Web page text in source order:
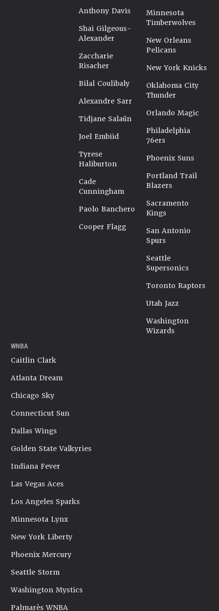
Anthony Davis
Shai Gilgeous-
Alexander
Zaccharie
Risacher
Bilal Coulibaly
Alexandre Sarr
Tidjane Salaün
Joel Embiid
Tyrese
Haliburton
Cade
Cunningham
Paolo Banchero
Cooper Flagg
Minnesota
Timberwolves
New Orleans
Pelicans
New York Knicks
Oklahoma City
Thunder
Orlando Magic
Philadelphia
76ers
Phoenix Suns
Portland Trail
Blazers
Sacramento
Kings
San Antonio
Spurs
Seattle
Supersonics
Toronto Raptors
Utah Jazz
Washington
Wizards
WNBA
Caitlin Clark
Atlanta Dream
Chicago Sky
Connecticut Sun
Dallas Wings
Golden State Valkyries
Indiana Fever
Las Vegas Aces
Los Angeles Sparks
Minnesota Lynx
New York Liberty
Phoenix Mercury
Seattle Storm
Washington Mystics
Palmarès WNBA